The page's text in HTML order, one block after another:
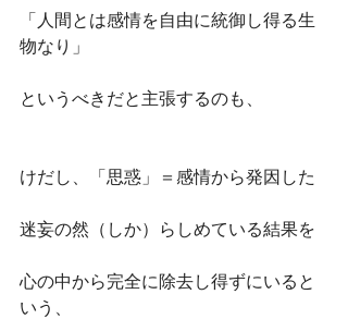
「人間とは感情を自由に統御し得る生
物なり」
というべきだと主張するのも、
けだし、「思惑」＝感情から発因した
迷妄の然（しか）らしめている結果を
心の中から完全に除去し得ずにいると
いう、